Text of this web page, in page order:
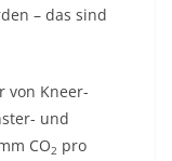
– das sind
von Kneer-
und
CO2 pro